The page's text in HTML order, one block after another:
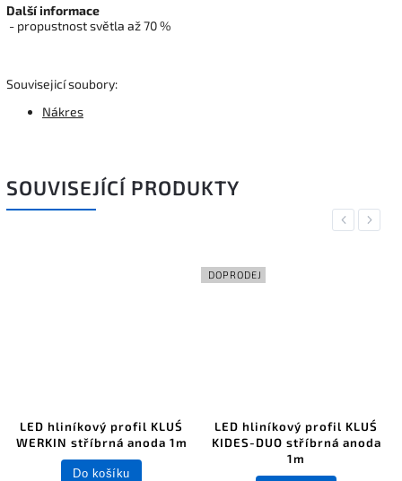
Další informace
- propustnost světla až 70 %
Souvisejicí soubory:
Nákres
SOUVISEJÍCÍ PRODUKTY
Previous
LED hliníkový profil KLUŚ
WERKIN stříbrná anoda 1m
Do košíku
DOPRODEJ
LED hliníkový profil KLUŚ
KIDES-DUO stříbrná anoda
1m
Next